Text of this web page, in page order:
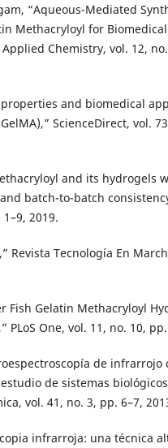
“Aqueous-Mediated
Methacryloyl for
Chemistry, vol. 12,
properties and biomedical
ScienceDirect, vol.
and its hydrogels
batch-to-batch
2019.
Revista Tecnología En
Fish Gelatin Methacryloyl
One, vol. 11, no. 10,
de
de sistemas
vol. 41, no. 3, pp. 6–7,
infrarroja: una técnica